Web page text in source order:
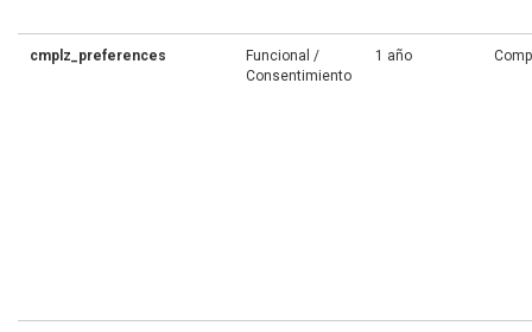
cmplz_preferences
Funcional /
Consentimiento
1 año